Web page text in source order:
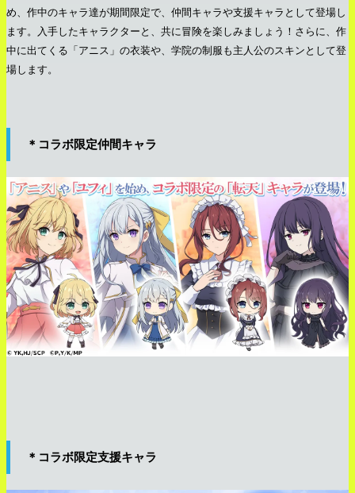
め、作中のキャラ達が期間限定で、仲間キャラや支援キャラとして登場し
ます。入手したキャラクターと、共に冒険を楽しみましょう！さらに、作
中に出てくる「アニス」の衣装や、学院の制服も主人公のスキンとして登
場します。
＊コラボ限定仲間キャラ
＊コラボ限定支援キャラ